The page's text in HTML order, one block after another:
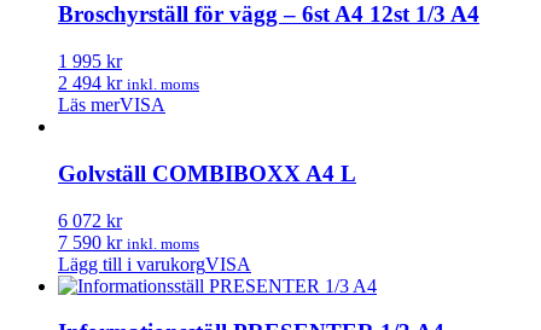
Broschyrställ för vägg – 6st A4 12st 1/3 A4
1 995 kr
2 494 kr inkl. moms
Läs merVISA
Golvställ COMBIBOXX A4 L
6 072 kr
7 590 kr inkl. moms
Lägg till i varukorgVISA